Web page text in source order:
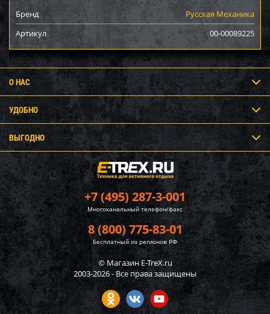
Бренд
Русская Механика
Артикул
00-00089225
+7 (495) 287-3-001
Многоканальный телефон/факс
8 (800) 775-83-01
Бесплатный из регионов РФ
© Магазин E-TreX.ru
2003-2026 - Все права защищены
О НАС
УДОБНО
ВЫГОДНО